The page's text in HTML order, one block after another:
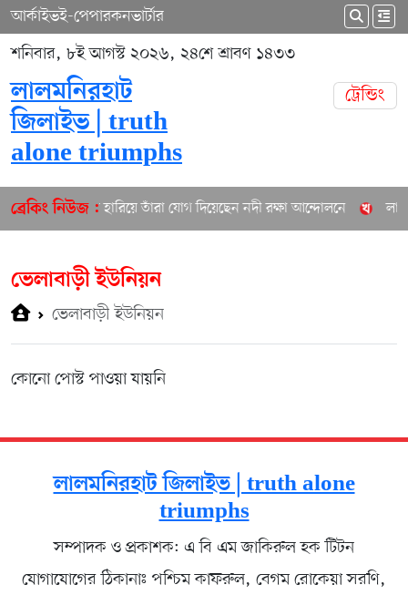
আর্কাইভই-পেপারকনভার্টার
শনিবার, ৮ই আগস্ট ২০২৬, ২৪শে শ্রাবণ ১৪৩৩
লালমনিরহাট
জিলাইভ | truth
alone triumphs
ট্রেন্ডিং
ব্রেকিং নিউজ :
তিস্তায় সব হারিয়ে তাঁরা যোগ দিয়েছেন নদী রক্ষা আন্দোলনে
ভেলাবাড়ী ইউনিয়ন
ভেলাবাড়ী ইউনিয়ন
কোনো পোস্ট পাওয়া যায়নি
লালমনিরহাট জিলাইভ | truth alone
triumphs
সম্পাদক ও প্রকাশক: এ বি এম জাকিরুল হক টিটন
যোগাযোগের ঠিকানাঃ পশ্চিম কাফরুল, বেগম রোকেয়া সরণি,